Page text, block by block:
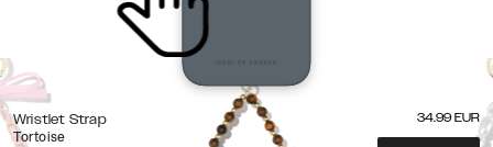
Wristlet Strap
Tortoise
34.99 EUR